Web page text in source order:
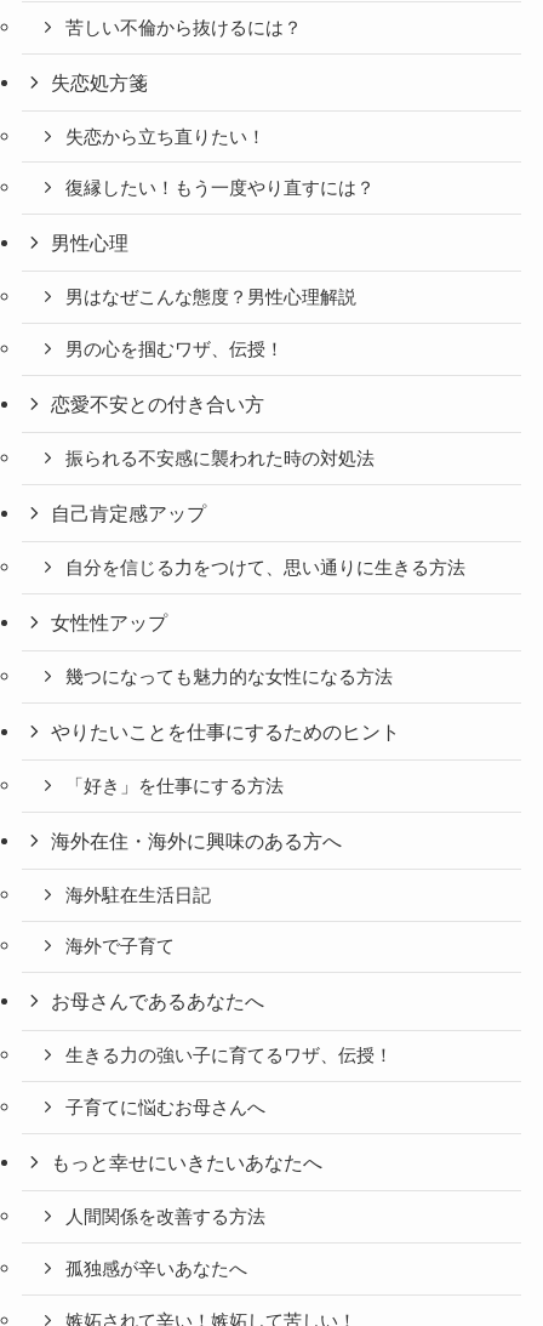
苦しい不倫から抜けるには？
失恋処方箋
失恋から立ち直りたい！
復縁したい！もう一度やり直すには？
男性心理
男はなぜこんな態度？男性心理解説
男の心を掴むワザ、伝授！
恋愛不安との付き合い方
振られる不安感に襲われた時の対処法
自己肯定感アップ
自分を信じる力をつけて、思い通りに生きる方法
女性性アップ
幾つになっても魅力的な女性になる方法
やりたいことを仕事にするためのヒント
「好き」を仕事にする方法
海外在住・海外に興味のある方へ
海外駐在生活日記
海外で子育て
お母さんであるあなたへ
生きる力の強い子に育てるワザ、伝授！
子育てに悩むお母さんへ
もっと幸せにいきたいあなたへ
人間関係を改善する方法
孤独感が辛いあなたへ
嫉妬されて辛い！嫉妬して苦しい！